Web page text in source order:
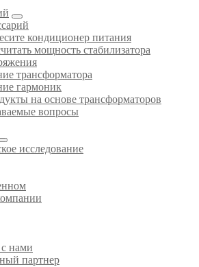
кондиционер питания
мощность стабилизатора
трансформатора
гармоник
на основе трансформаторов
вопросы
исследование
с нами
партнер